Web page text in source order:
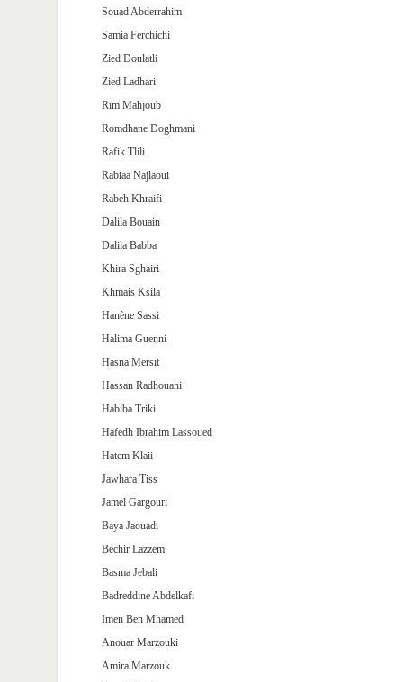
Souad Abderrahim
Samia Ferchichi
Zied Doulatli
Zied Ladhari
Rim Mahjoub
Romdhane Doghmani
Rafik Tlili
Rabiaa Najlaoui
Rabeh Khraifi
Dalila Bouain
Dalila Babba
Khira Sghairi
Khmais Ksila
Hanène Sassi
Halima Guenni
Hasna Mersit
Hassan Radhouani
Habiba Triki
Hafedh Ibrahim Lassoued
Hatem Klaii
Jawhara Tiss
Jamel Gargouri
Baya Jaouadi
Bechir Lazzem
Basma Jebali
Badreddine Abdelkafi
Imen Ben Mhamed
Anouar Marzouki
Amira Marzouk